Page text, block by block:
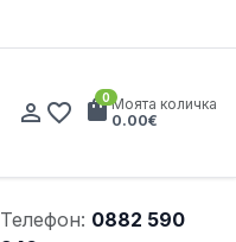
person_outline favorite_border shopping_bag
0Моята количка
0.00€
Телефон: 0882 590